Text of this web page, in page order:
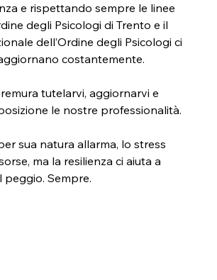
e rispettando sempre le linee
degli Psicologi di Trento e il
dell’Ordine degli Psicologi ci
costantemente.
tutelarvi, aggiornarvi e
le nostre professionalità.
sua natura allarma, lo stress
ma la resilienza ci aiuta a
Sempre.